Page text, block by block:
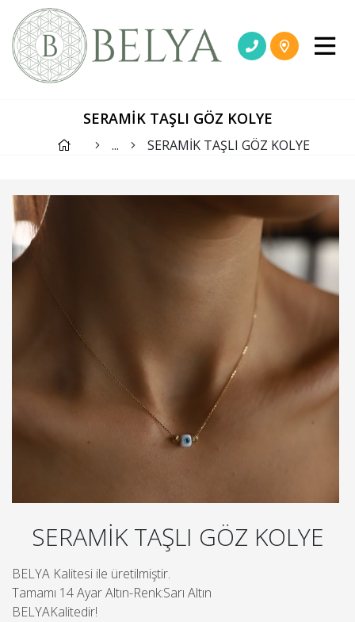
SERAMİK TAŞLI GÖZ KOLYE
... SERAMİK TAŞLI GÖZ KOLYE
SERAMİK TAŞLI GÖZ KOLYE
BELYA Kalitesi ile üretilmiştir.
Tamamı 14 Ayar Altın-Renk:Sarı Altın
BELYAKalitedir!